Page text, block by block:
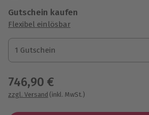
Gutschein kaufen
Flexibel einlösbar
1 Gutschein
1 Gutschein
1 Gutschein
746,90 €
zzgl. Versand (inkl. MwSt.)